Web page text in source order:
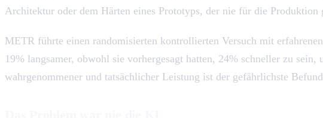
Architektur oder dem Härten eines Prototyps, der nie für die
METR führte einen randomisierten kontrollierten Versuch mit
19% langsamer, obwohl sie vorhergesagt hatten, 24% schneller zu
wahrgenommener und tatsächlicher Leistung ist der gefährlichste